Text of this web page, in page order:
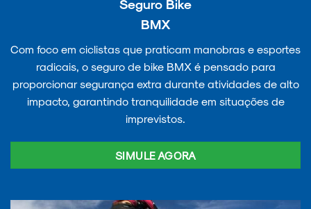
Seguro Bike
BMX
Com foco em ciclistas que praticam manobras e esportes
radicais, o seguro de bike BMX é pensado para
proporcionar segurança extra durante atividades de alto
impacto, garantindo tranquilidade em situações de
imprevistos.
SIMULE AGORA